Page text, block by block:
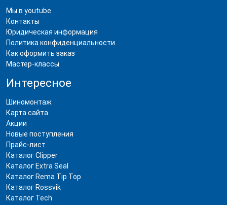
Мы в youtube
Контакты
Юридическая информация
Политика конфиденциальности
Как оформить заказ
Мастер-классы
Интересное
Шиномонтаж
Карта сайта
Акции
Новые поступления
Прайс-лист
Каталог Clipper
Каталог Extra Seal
Каталог Rema Tip Top
Каталог Rossvik
Каталог Tech